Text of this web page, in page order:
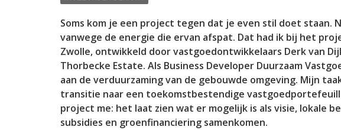
Soms kom je een project tegen dat je even stil doet staan.
vanwege de energie die ervan afspat. Dat had ik bij het
Zwolle, ontwikkeld door vastgoedontwikkelaars Derk van
Thorbecke Estate. Als Business Developer Duurzaam
aan de verduurzaming van de gebouwde omgeving. Mijn
transitie naar een toekomstbestendige
project me: het laat zien wat er mogelijk is als visie, lokale
subsidies en groenfinanciering samenkomen.